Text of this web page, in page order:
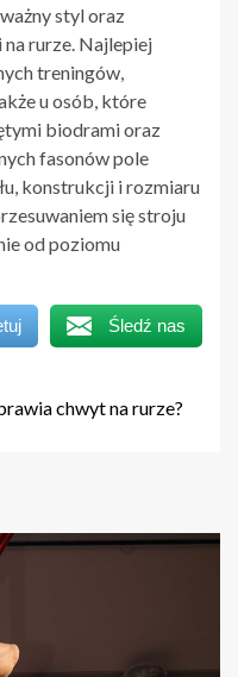
styl oraz
rurze. Najlepiej
treningów,
u osób, które
biodrami oraz
fasonów pole
konstrukcji i rozmiaru
się stroju
od poziomu
Śledź nas
chwyt na rurze?